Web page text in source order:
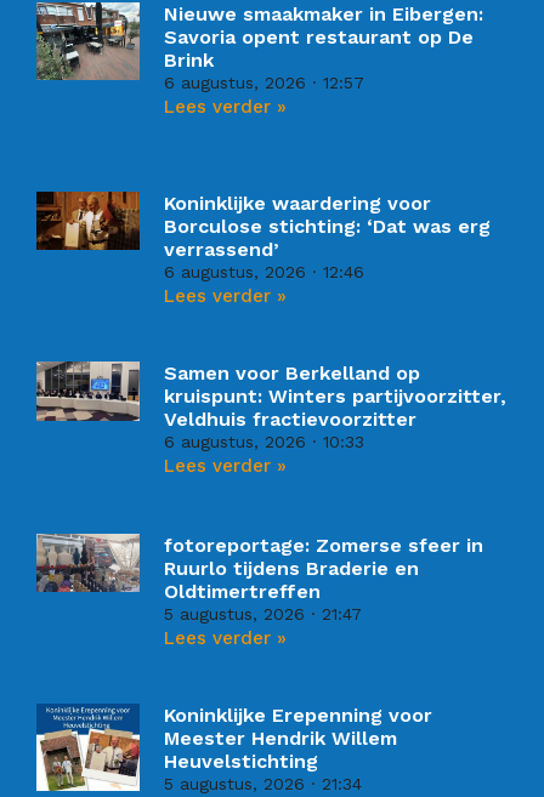
Nieuwe smaakmaker in Eibergen:
Savoria opent restaurant op De
Brink
6 augustus, 2026 12:57
Lees verder »
Koninklijke waardering voor
Borculose stichting: ‘Dat was erg
verrassend’
6 augustus, 2026 12:46
Lees verder »
Samen voor Berkelland op
kruispunt: Winters partijvoorzitter,
Veldhuis fractievoorzitter
6 augustus, 2026 10:33
Lees verder »
fotoreportage: Zomerse sfeer in
Ruurlo tijdens Braderie en
Oldtimertreffen
5 augustus, 2026 21:47
Lees verder »
Koninklijke Erepenning voor
Meester Hendrik Willem
Heuvelstichting
5 augustus, 2026 21:34